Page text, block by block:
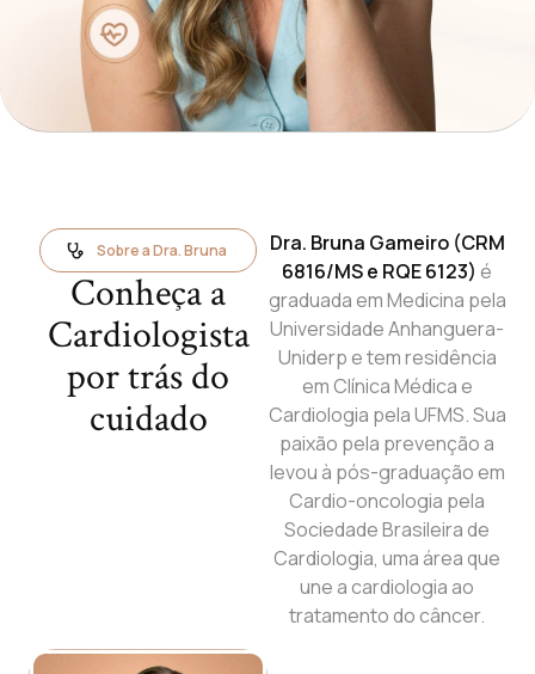
Sobre a Dra. Bruna
Conheça a
Cardiologista
por trás do
cuidado
Dra. Bruna Gameiro (CRM
6816/MS e RQE 6123) é
graduada em Medicina pela
Universidade Anhanguera-
Uniderp e tem residência
em Clínica Médica e
Cardiologia pela UFMS. Sua
paixão pela prevenção a
levou à pós-graduação em
Cardio-oncologia pela
Sociedade Brasileira de
Cardiologia, uma área que
une a cardiologia ao
tratamento do câncer.